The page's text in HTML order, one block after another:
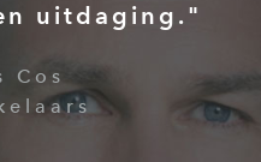
uitdaging."
Cos